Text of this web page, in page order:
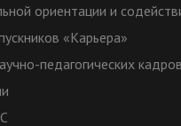
ориентации и
«Карьера»
педагогических кадров